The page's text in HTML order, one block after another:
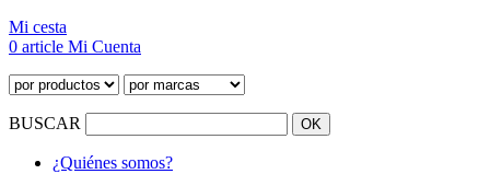
Mi cesta
0 article Mi Cuenta
BUSCAR
¿Quiénes somos?